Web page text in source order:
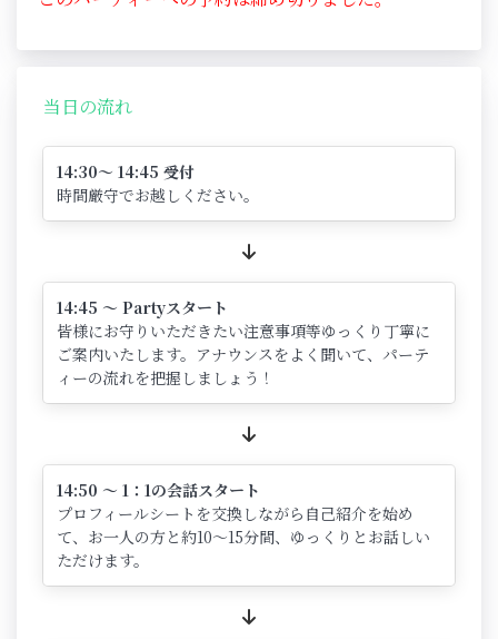
当日の流れ
14:30～ 14:45 受付
時間厳守でお越しください。
14:45 ～ Partyスタート
皆様にお守りいただきたい注意事項等ゆっくり丁寧に
ご案内いたします。アナウンスをよく聞いて、パーテ
ィーの流れを把握しましょう！
14:50 ～ 1：1の会話スタート
プロフィールシートを交換しながら自己紹介を始め
て、お一人の方と約10～15分間、ゆっくりとお話しい
ただけます。